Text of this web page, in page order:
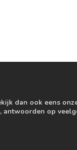
dan ook eens
antwoorden op